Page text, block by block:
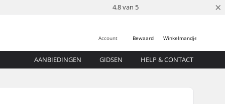
4.8 van 5 ×
Winkelmandje
Bewaard
Account
AANBIEDINGEN GIDSEN HELP & CONTACT